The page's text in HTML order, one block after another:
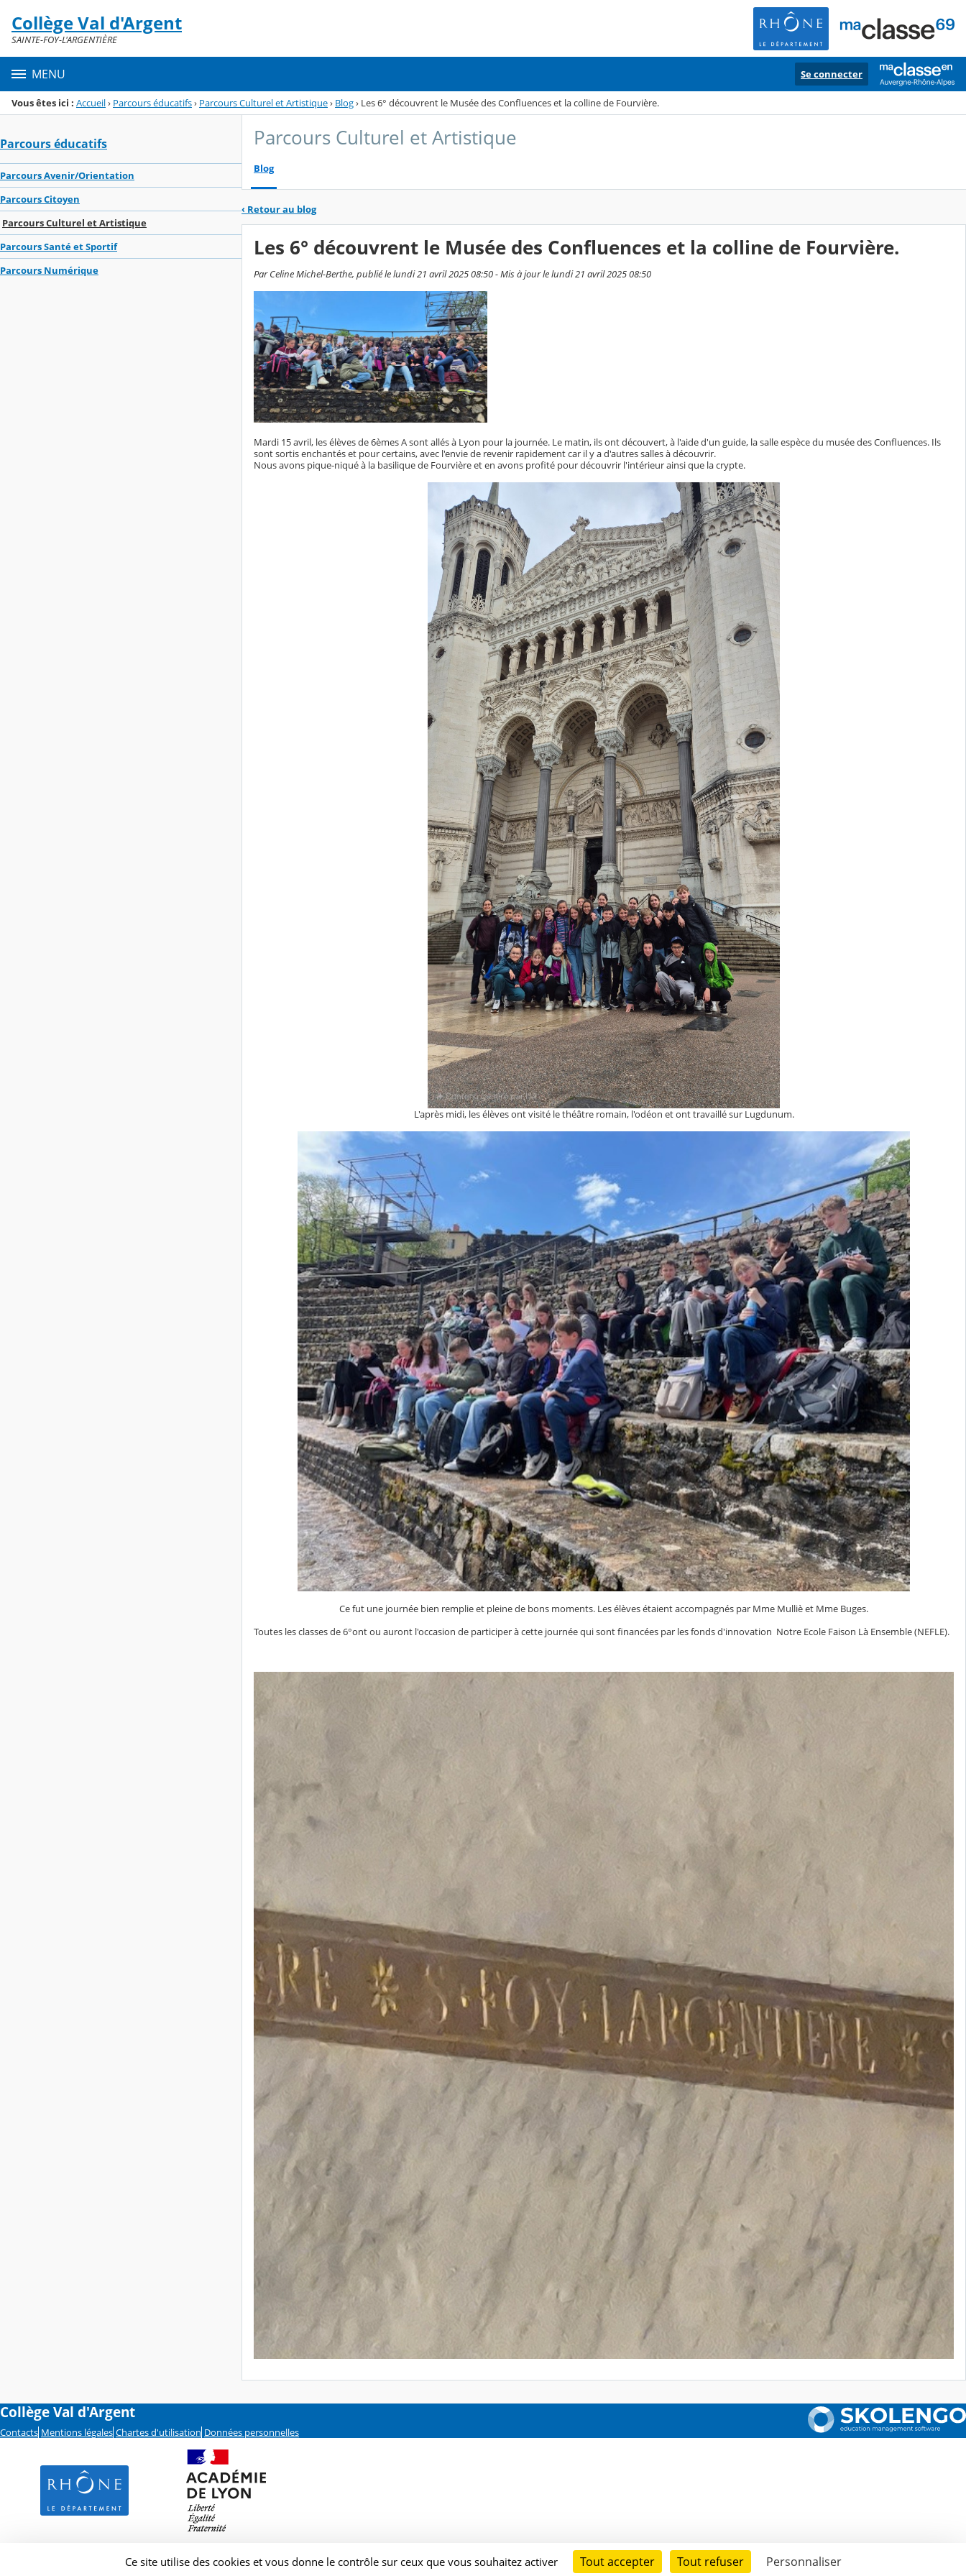
Menu de la rubrique
Contenu
Collège Val d'Argent
SAINTE-FOY-L'ARGENTIÈRE
MENU Se connecter
Vous êtes ici : Accueil› Parcours éducatifs› Parcours Culturel et Artistique› Blog› Les 6° découvrent le Musée des Confluences et la colline de Fourvière.
Parcours éducatifs
Parcours Avenir/Orientation
Parcours Citoyen
Parcours Culturel et Artistique
Parcours Santé et Sportif
Parcours Numérique
Parcours Culturel et Artistique
Blog
‹ Retour au blog
Les 6° découvrent le Musée des Confluences et la colline de Fourvière.
Par Celine Michel-Berthe, publié le lundi 21 avril 2025 08:50 - Mis à jour le lundi 21 avril 2025 08:50
Mardi 15 avril, les élèves de 6èmes A sont allés à Lyon pour la journée. Le matin, ils ont découvert, à l'aide d'un guide, la salle espèce du musée des Confluences. Ils
sont sortis enchantés et pour certains, avec l'envie de revenir rapidement car il y a d'autres salles à découvrir.
Nous avons pique-niqué à la basilique de Fourvière et en avons profité pour découvrir l'intérieur ainsi que la crypte.
L'après midi, les élèves ont visité le théâtre romain, l'odéon et ont travaillé sur Lugdunum.
Ce fut une journée bien remplie et pleine de bons moments. Les élèves étaient accompagnés par Mme Mulliè et Mme Buges.
Toutes les classes de 6°ont ou auront l'occasion de participer à cette journée qui sont financées par les fonds d'innovation Notre Ecole Faison Là Ensemble (NEFLE).
Collège Val d'Argent
Contacts Mentions légales Chartes d'utilisation Données personnelles
Ce site utilise des cookies et vous donne le contrôle sur ceux que vous souhaitez activer Tout accepter Tout refuser Personnaliser